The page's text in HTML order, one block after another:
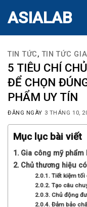
ASIALAB
TIN TỨC,TIN TỨC
5 TIÊU CHÍ
ĐỂ CHỌN
PHẨM UY TÍN
ĐĂNG NGÀY 3 THÁNG 10,
Mục lục bài viết
Gia công mỹ phẩm
Chủ thương hiệu
Tiết kiệm tối
Tạo câu
Chủ động
Đảm bảo